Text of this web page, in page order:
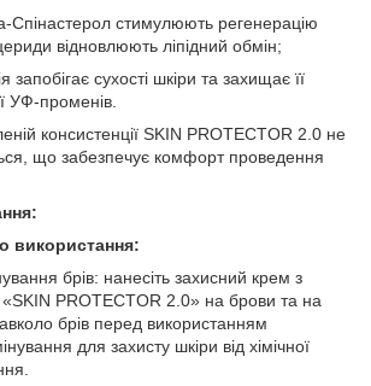
Спінастерол стимулюють регенерацію
відновлюють ліпідний обмін;
запобігає сухості шкіри та захищає її
УФ-променів.
консистенції SKIN PROTECTOR 2.0 не
що забезпечує комфорт проведення
використання:
брів: нанесіть захисний крем з
PROTECTOR 2.0» на брови та на
брів перед використанням
для захисту шкіри від хімічної